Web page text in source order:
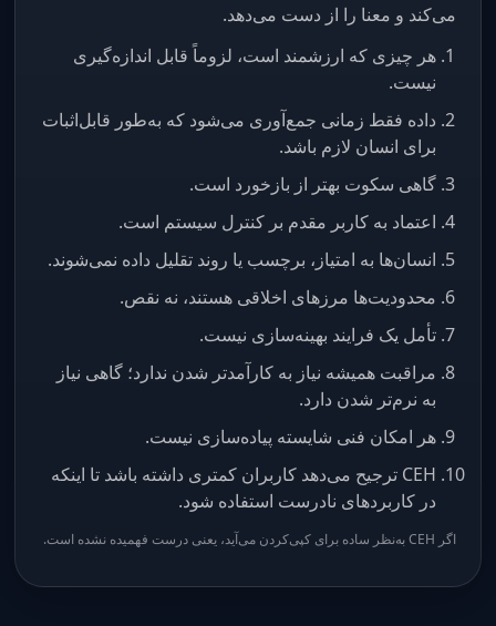
می‌کند و معنا را از دست می‌دهد.
هر چیزی که ارزشمند است، لزوماً قابل اندازه‌گیری
نیست.
داده فقط زمانی جمع‌آوری می‌شود که به‌طور قابل‌اثبات
برای انسان لازم باشد.
گاهی سکوت بهتر از بازخورد است.
اعتماد به کاربر مقدم بر کنترل سیستم است.
انسان‌ها به امتیاز، برچسب یا روند تقلیل داده نمی‌شوند.
محدودیت‌ها مرزهای اخلاقی هستند، نه نقص.
تأمل یک فرایند بهینه‌سازی نیست.
مراقبت همیشه نیاز به کارآمدتر شدن ندارد؛ گاهی نیاز
به نرم‌تر شدن دارد.
هر امکان فنی شایسته پیاده‌سازی نیست.
CEH ترجیح می‌دهد کاربران کمتری داشته باشد تا اینکه
در کاربردهای نادرست استفاده شود.
اگر CEH به‌نظر ساده برای کپی‌کردن می‌آید، یعنی درست فهمیده نشده است.